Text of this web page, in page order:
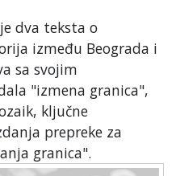
dva teksta o
između Beograda i
sa svojim
"izmena granica",
ključne
prepreke za
granica".